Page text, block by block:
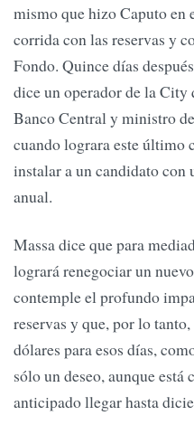
mismo que hizo Caputo en
corrida con las reservas y
Fondo. Quince días
dice un operador de la
Banco Central y ministro
cuando lograra este
instalar a un candidato
anual.
Massa dice que para
logrará renegociar un
contemple el profundo
reservas y que, por lo
dólares para esos días,
sólo un deseo, aunque está
anticipado llegar hasta